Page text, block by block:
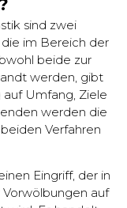
sind zwei
im Bereich der
beide zur
werden, gibt
Umfang, Ziele
werden die
Verfahren
Eingriff, der in
auf